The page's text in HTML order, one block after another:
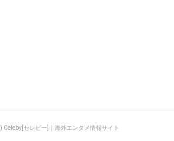
Celeby[セレビー]｜海外エンタメ情報サイト